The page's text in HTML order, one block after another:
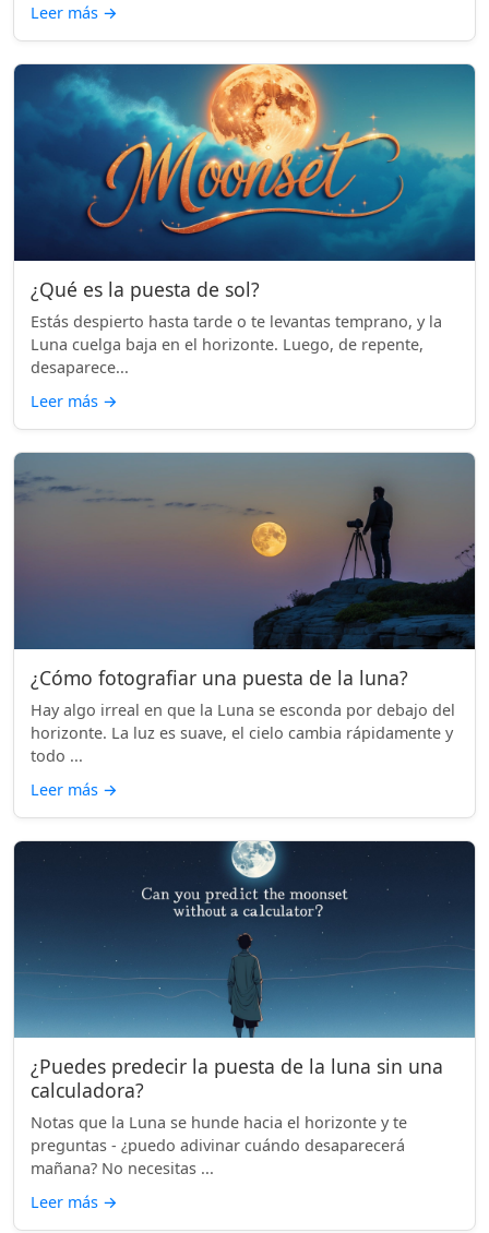
Leer más →
¿Qué es la puesta de sol?
Estás despierto hasta tarde o te levantas temprano, y la
Luna cuelga baja en el horizonte. Luego, de repente,
desaparece...
Leer más →
¿Cómo fotografiar una puesta de la luna?
Hay algo irreal en que la Luna se esconda por debajo del
horizonte. La luz es suave, el cielo cambia rápidamente y
todo ...
Leer más →
¿Puedes predecir la puesta de la luna sin una
calculadora?
Notas que la Luna se hunde hacia el horizonte y te
preguntas - ¿puedo adivinar cuándo desaparecerá
mañana? No necesitas ...
Leer más →